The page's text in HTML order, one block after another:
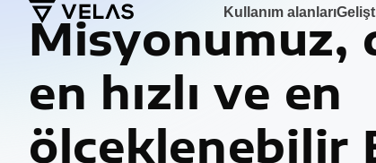
Kullanım alanları
Misyonumuz,
en hızlı ve en
ölçeklenebilir